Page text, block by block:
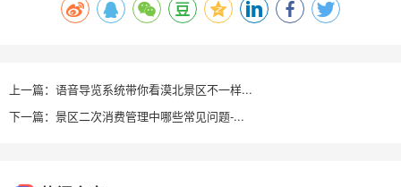
上一篇：语音导览系统带你看漠北景区不一样...
下一篇：景区二次消费管理中哪些常见问题-...